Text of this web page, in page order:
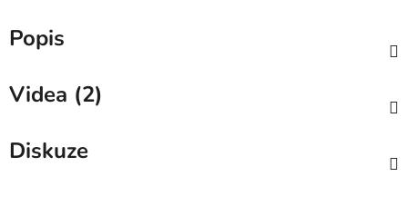
Popis
Videa (2)
Diskuze